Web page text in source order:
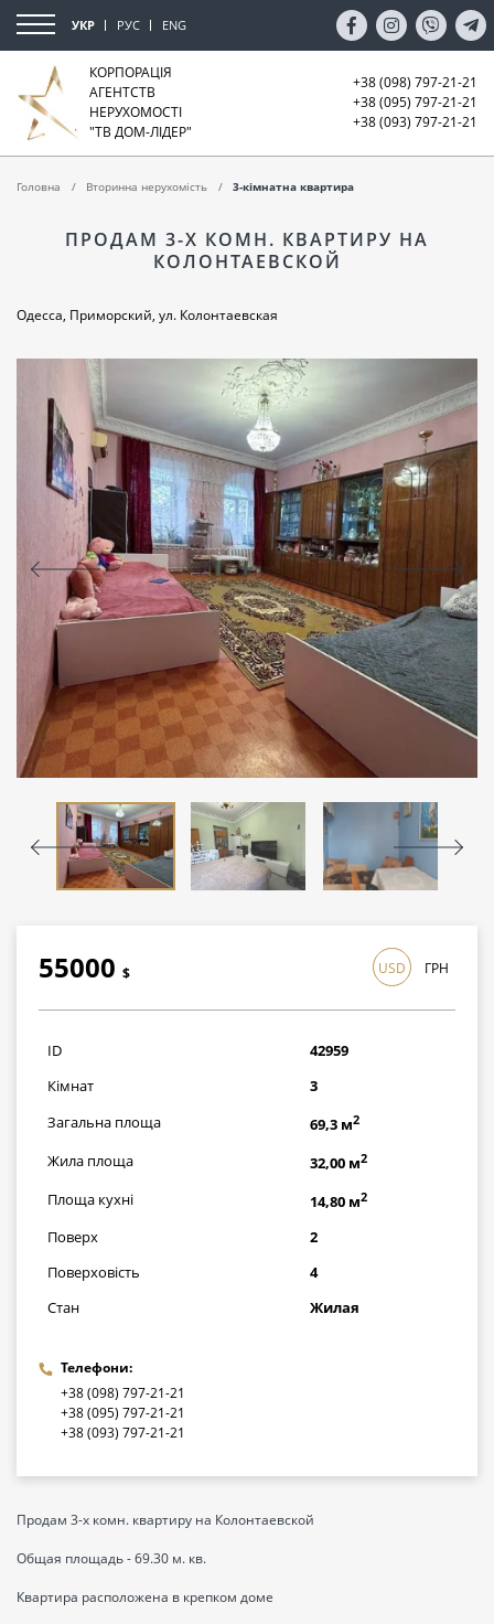
УКР РУС ENG
КОРПОРАЦІЯ
АГЕНТСТВ
НЕРУХОМОСТІ
"ТВ ДОМ-ЛІДЕР"
+38 (098) 797-21-21
+38 (095) 797-21-21
+38 (093) 797-21-21
Головна Вторинна нерухомість 3-кімнатна квартира
ПРОДАМ 3-Х КОМН. КВАРТИРУ НА
КОЛОНТАЕВСКОЙ
Одесса, Приморский, ул. Колонтаевская
55000 $
1595000грн
USD ГРН
ID
42959
Кімнат
3
Загальна площа
69,3 м2
Жила площа 32,00 м2
Площа кухні 14,80 м2
Поверх
2
Поверховість
4
Стан
Жилая
Телефони:
+38 (098) 797-21-21
+38 (095) 797-21-21
+38 (093) 797-21-21
Продам 3-х комн. квартиру на Колонтаевской
Общая площадь - 69.30 м. кв.
Квартира расположена в крепком доме